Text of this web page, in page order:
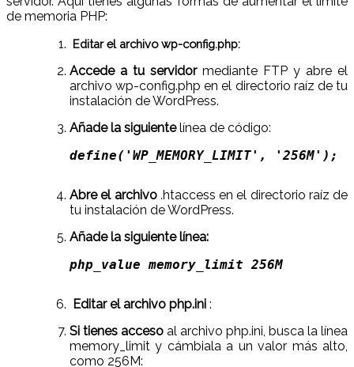
de memoria PHP:
Editar el archivo wp-config.php:
Accede a tu servidormediante FTP y abre el
archivo wp-config.php en el directorio raíz de tu
instalación de WordPress.
Añade la siguientelínea de código:
define('WP_MEMORY_LIMIT', '256M');
Abre el archivo.htaccess en el directorio raíz de
tu instalación de WordPress.
Añade la siguiente línea:
php_value memory_limit 256M
Editar el archivo php.ini :
Si tienes acceso al archivo php.ini, busca la línea
memory_limit y cámbiala a un valor más alto,
como 256M: